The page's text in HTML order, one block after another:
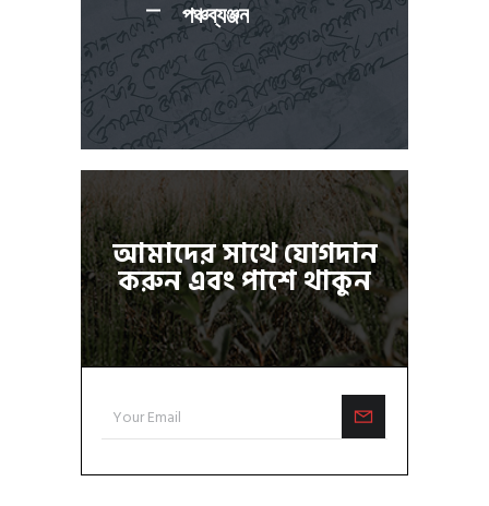
পঞ্চব্যঞ্জন
আমাদের সাথে যোগদান
করুন এবং পাশে থাকুন